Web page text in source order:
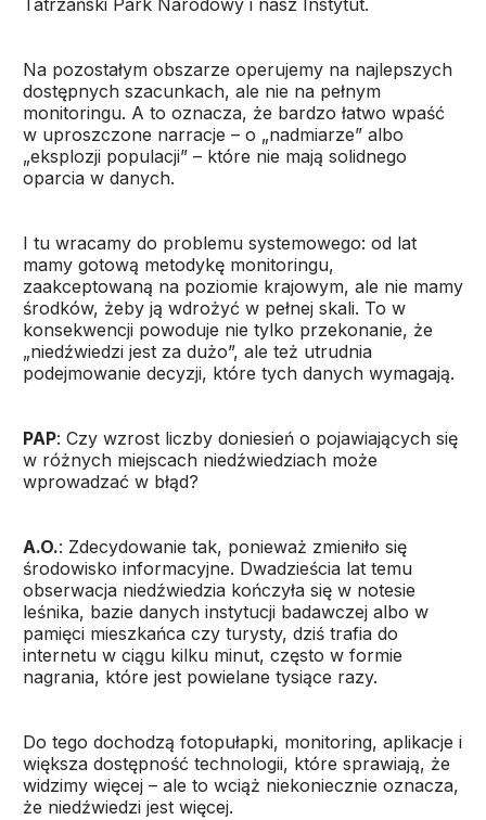
Tatrzański Park Narodowy i nasz Instytut.
Na pozostałym obszarze operujemy na najlepszych
dostępnych szacunkach, ale nie na pełnym
monitoringu. A to oznacza, że bardzo łatwo wpaść
w uproszczone narracje – o „nadmiarze” albo
„eksplozji populacji” – które nie mają solidnego
oparcia w danych.
I tu wracamy do problemu systemowego: od lat
mamy gotową metodykę monitoringu,
zaakceptowaną na poziomie krajowym, ale nie mamy
środków, żeby ją wdrożyć w pełnej skali. To w
konsekwencji powoduje nie tylko przekonanie, że
„niedźwiedzi jest za dużo”, ale też utrudnia
podejmowanie decyzji, które tych danych wymagają.
PAP: Czy wzrost liczby doniesień o pojawiających się
w różnych miejscach niedźwiedziach może
wprowadzać w błąd?
A.O.: Zdecydowanie tak, ponieważ zmieniło się
środowisko informacyjne. Dwadzieścia lat temu
obserwacja niedźwiedzia kończyła się w notesie
leśnika, bazie danych instytucji badawczej albo w
pamięci mieszkańca czy turysty, dziś trafia do
internetu w ciągu kilku minut, często w formie
nagrania, które jest powielane tysiące razy.
Do tego dochodzą fotopułapki, monitoring, aplikacje i
większa dostępność technologii, które sprawiają, że
widzimy więcej – ale to wciąż niekoniecznie oznacza,
że niedźwiedzi jest więcej.